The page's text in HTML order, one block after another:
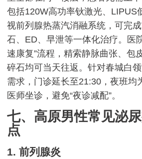
包括120W高功率钬激光、LIPUS
视前列腺热蒸汽消融系统，可完
石、ED、早泄等一体化治疗。医
速康复”流程，精索静脉曲张、包
碎石均可当天往返。针对春城白领
需求，门诊延长至21:30，夜班均
医师坐诊，避免“夜诊减配”。
七、高原男性常见泌
点
1. 前列腺炎